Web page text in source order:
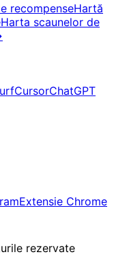
recompenseHartă
Harta scaunelor de
CursorChatGPT
Extensie Chrome
rezervate